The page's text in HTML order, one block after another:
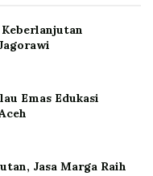
Keberlanjutan
Emas Edukasi
Jasa Marga Raih